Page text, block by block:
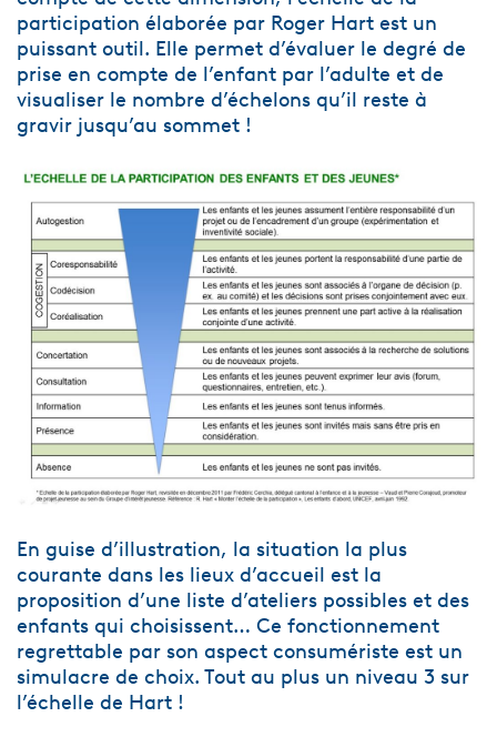
participation élaborée par Roger Hart est un
puissant outil. Elle permet d’évaluer le degré de
prise en compte de l’enfant par l’adulte et de
visualiser le nombre d’échelons qu’il reste à
gravir jusqu’au sommet !
En guise d’illustration, la situation la plus
courante dans les lieux d’accueil est la
proposition d’une liste d’ateliers possibles et des
enfants qui choisissent… Ce fonctionnement
regrettable par son aspect consumériste est un
simulacre de choix. Tout au plus un niveau 3 sur
l’échelle de Hart !